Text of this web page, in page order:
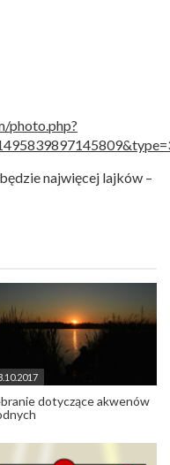
photo.php?
najwięcej lajków –
dotyczące akwenów